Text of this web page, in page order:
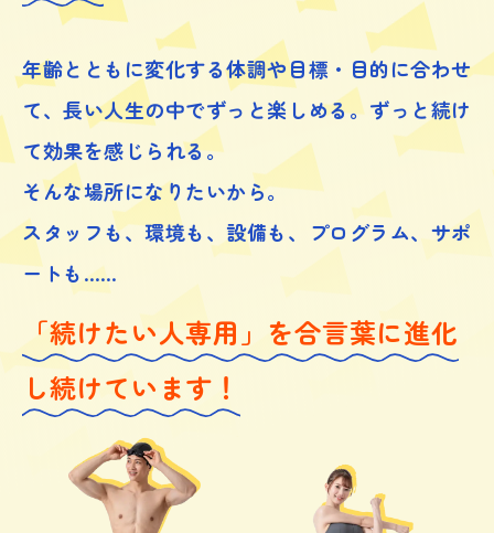
年齢とともに変化する体調や目標・目的に合わせ
て、長い人生の中でずっと楽しめる。ずっと続け
て効果を感じられる。
そんな場所になりたいから。
スタッフも、環境も、設備も、プログラム、サポ
ートも……
「続けたい人専用」を合言葉に進化
し続けています！